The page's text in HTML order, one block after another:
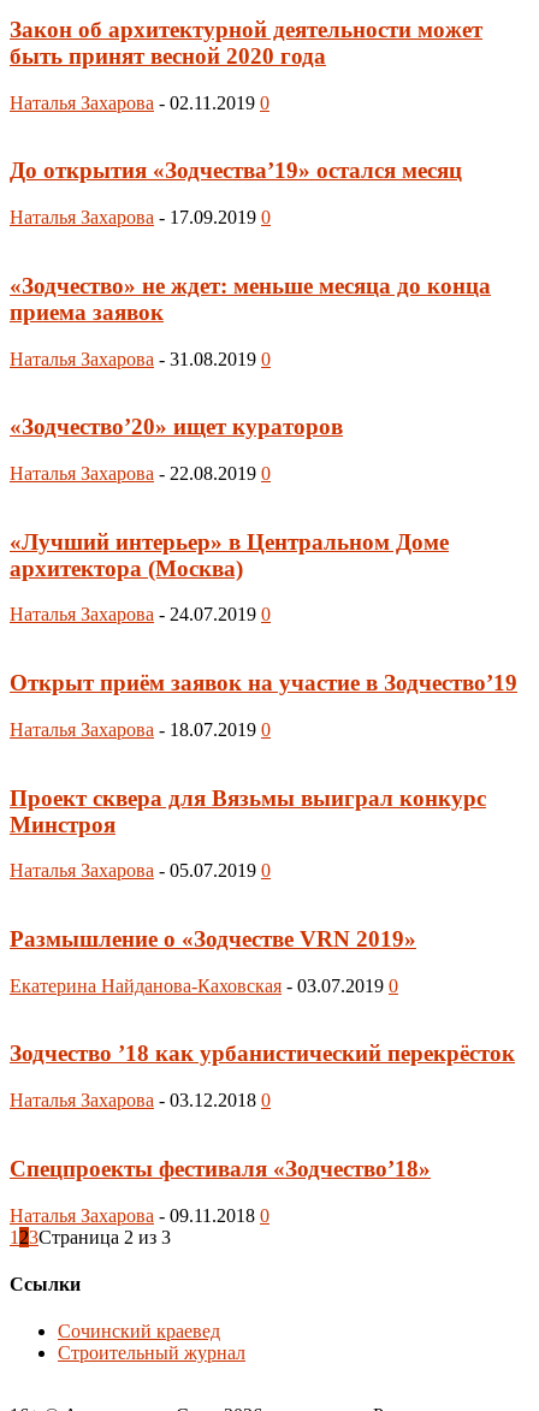
Закон об архитектурной деятельности может
быть принят весной 2020 года
Наталья Захарова - 02.11.2019 0
До открытия «Зодчества’19» остался месяц
Наталья Захарова - 17.09.2019 0
«Зодчество» не ждет: меньше месяца до конца
приема заявок
Наталья Захарова - 31.08.2019 0
«Зодчество’20» ищет кураторов
Наталья Захарова - 22.08.2019 0
«Лучший интерьер» в Центральном Доме
архитектора (Москва)
Наталья Захарова - 24.07.2019 0
Открыт приём заявок на участие в Зодчество’19
Наталья Захарова - 18.07.2019 0
Проект сквера для Вязьмы выиграл конкурс
Минстроя
Наталья Захарова - 05.07.2019 0
Размышление о «Зодчестве VRN 2019»
Екатерина Найданова-Каховская - 03.07.2019 0
Зодчество ’18 как урбанистический перекрёсток
Наталья Захарова - 03.12.2018 0
Спецпроекты фестиваля «Зодчество’18»
Наталья Захарова - 09.11.2018 0
1 23Страница 2 из 3
Ссылки
Сочинский краевед
Строительный журнал